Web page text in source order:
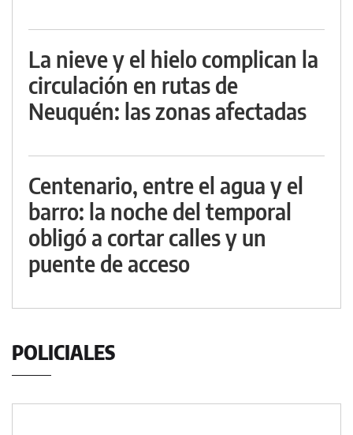
La nieve y el hielo complican la
circulación en rutas de
Neuquén: las zonas afectadas
Centenario, entre el agua y el
barro: la noche del temporal
obligó a cortar calles y un
puente de acceso
POLICIALES